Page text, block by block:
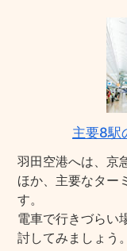
主要8駅
羽田空港へは、京
ほか、主要なター
す。
電車で行きづらい
討してみましょう。